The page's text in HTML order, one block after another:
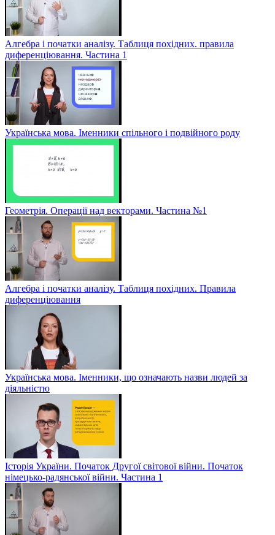
Алгебра і початки аналізу. Таблиця похідних. правила
диференціювання. Частина 1
Українська мова. Іменники спільного і подвійного роду
Геометрія. Операції над векторами. Частина №1
Алгебра і початки аналізу. Таблиця похідних. Правила
диференціювання
Українська мова. Іменники, що означають назви людей за
діяльністю
Історія України. Початок Другої світової війни. Початок
німецько-радянської війни. Частина 1